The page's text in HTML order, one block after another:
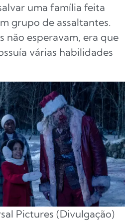
uma família feita
grupo de assaltantes.
não esperavam, era que
várias habilidades
Pictures (Divulgação)